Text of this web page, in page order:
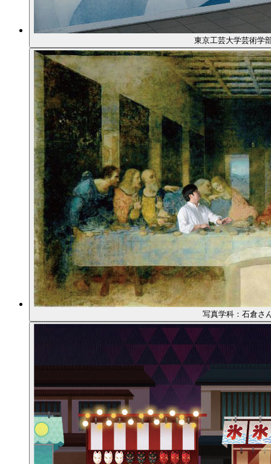
東京工芸大学芸術学
写真学科：石倉さ